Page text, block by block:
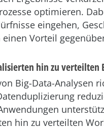
optimieren.
eingehen,
Vorteil
hin zu verteilten
Big-Data-Analysen
hin zu verteilten